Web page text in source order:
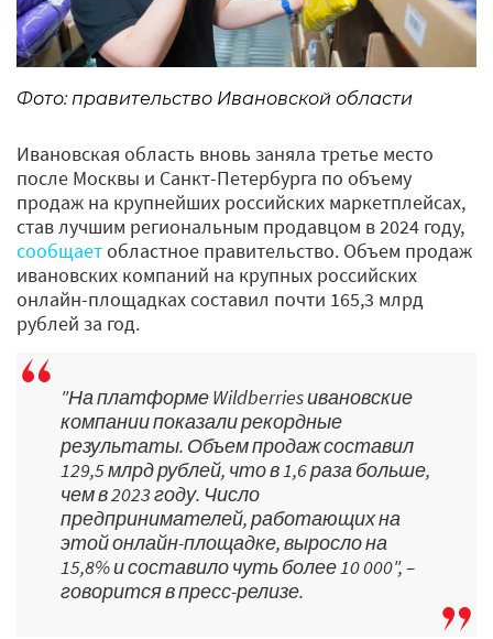
Фото: правительство Ивановской области
Ивановская область вновь заняла третье место
после Москвы и Санкт-Петербурга по объему
продаж на крупнейших российских маркетплейсах,
став лучшим региональным продавцом в 2024 году,
сообщаетобластное правительство. Объем продаж
ивановских компаний на крупных российских
онлайн-площадках составил почти 165,3 млрд
рублей за год.
"На платформе Wildberries ивановские
компании показали рекордные
результаты. Объем продаж составил
129,5 млрд рублей, что в 1,6 раза больше,
чем в 2023 году. Число
предпринимателей, работающих на
этой онлайн-площадке, выросло на
15,8% и составило чуть более 10 000", –
говорится в пресс-релизе.